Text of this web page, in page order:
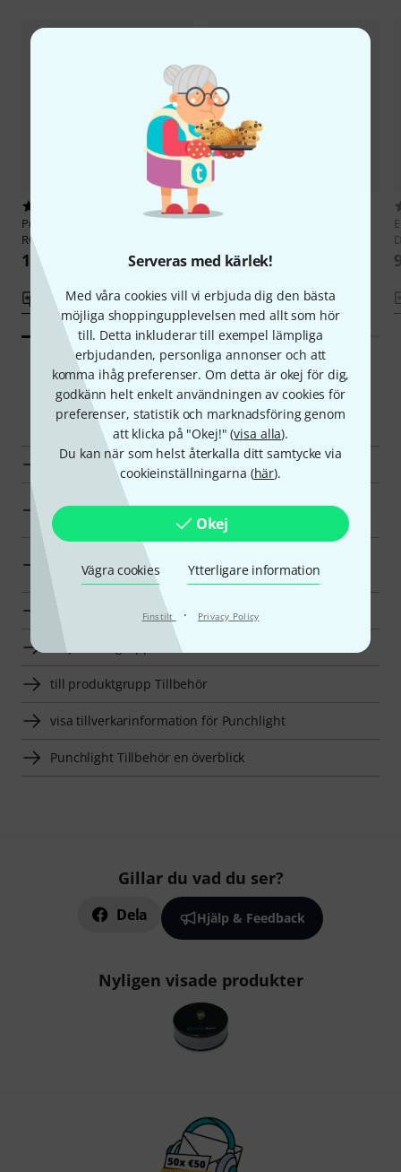
Serveras med kärlek!
Med våra cookies vill vi erbjuda dig den bästa
möjliga shoppingupplevelsen med allt som hör
till. Detta inkluderar till exempel lämpliga
erbjudanden, personliga annonser och att
komma ihåg preferenser. Om detta är okej för dig,
godkänn helt enkelt användningen av cookies för
preferenser, statistik och marknadsföring genom
att klicka på "Okej!" (visa alla).
Du kan när som helst återkalla ditt samtycke via
cookieinställningarna (här).
Okej
Vägra cookies Ytterligare information
Finstilt · Privacy Policy
Punchlight
Recording Lamp USB
RGB
1 399 kr
Jämför
Punchlight
Jämför
Smart Navigator
Punchlight Övriga datatillbehör en överblick
Övriga datatillbehör till priser från 1250 kr - 1750 kr
annonser
till produktgrupp Övriga tillbehör för studio och
inspelning
till produktgrupp Övriga datatillbehör
till produktgrupp Datortillbehör
till produktgrupp Tillbehör
visa tillverkarinformation för Punchlight
Punchlight Tillbehör en överblick
Gillar du vad du ser?
Dela Hjälp & Feedback
Nyligen visade produkter